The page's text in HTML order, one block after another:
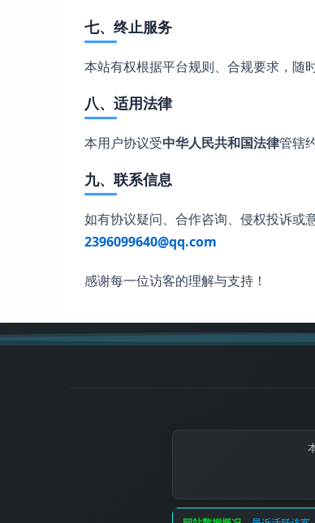
七、终止服务
本站有权根据平台规则、合规要求，随
八、适用法律
本用户协议受中华人民共和国法律管辖
九、联系信息
如有协议疑问、合作咨询、侵权投诉或
2396099640@qq.com
感谢每一位访客的理解与支持！